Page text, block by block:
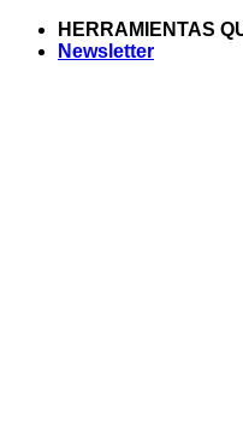
Saltar
HERRAMIENTAS
Newsletter